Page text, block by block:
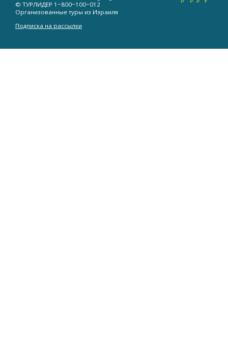
© ТУРЛИДЕР 1−800−100−012
Организованные туры из Израиля
Подписка на рассылки